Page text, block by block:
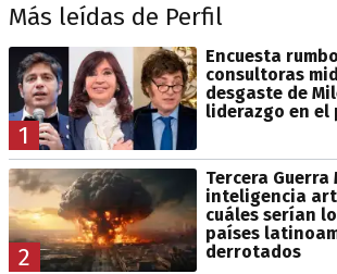
Más leídas de Perfil
1
Encuesta
consultoras
desgaste de
liderazgo en el
2
Tercera Guerra
inteligencia
cuáles serían
países
derrotados